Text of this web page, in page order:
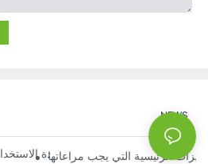
NEWS
في حاويات: حلول متعددة
الرئيسية التي يجب مراعاتها